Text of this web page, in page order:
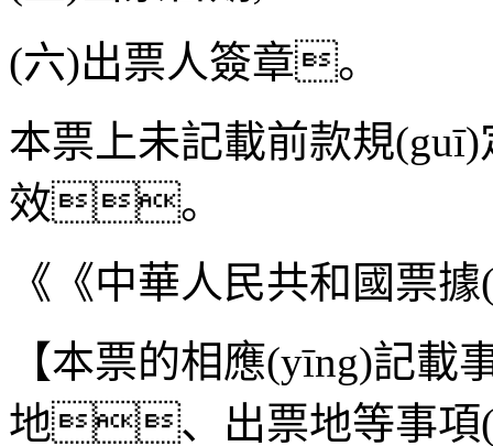
(六)出票人簽章。
本票上未記載前款規
效。
《《中華人民共和國票
【本票的相應(yīng)記載
地、出票地等事項